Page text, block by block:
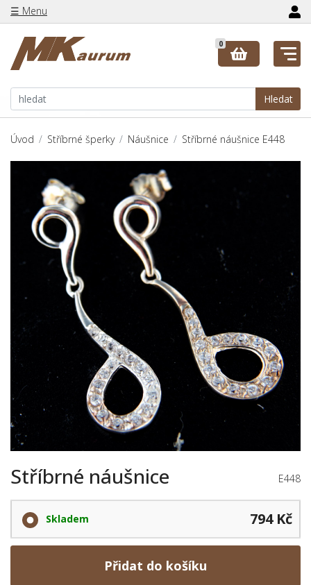
☰ Menu
Hledat
0
Úvod Stříbrné šperky Náušnice Stříbrné náušnice E448
Stříbrné náušnice E448
Skladem 794 Kč
Přidat do košíku